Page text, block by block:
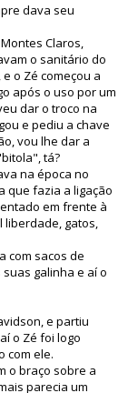
dava seu
Claros,
o sanitário do
o Zé começou a
após o uso por um
dar o troco na
e pediu a chave
vou lhe dar a
tá?
na época no
que fazia a ligação
em frente à
liberdade, gatos,
com sacos de
galinha e aí o
e partiu
o Zé foi logo
com ele.
o braço sobre a
parecia um